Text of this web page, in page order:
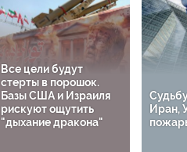
Все цели будут
стерты в порошок.
Базы США и Израиля
рискуют ощутить
"дыхание дракона"
Иран,